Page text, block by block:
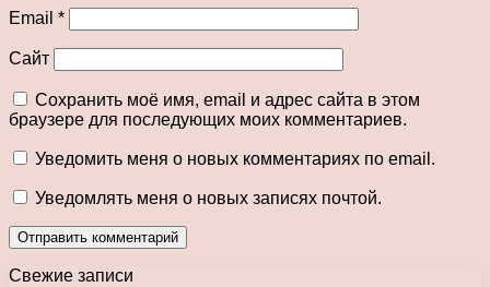
Email *
Сайт
Сохранить моё имя, email и адрес сайта в этом
браузере для последующих моих комментариев.
Уведомить меня о новых комментариях по email.
Уведомлять меня о новых записях почтой.
Свежие записи